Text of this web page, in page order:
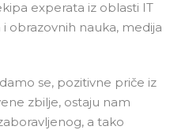
experata iz oblasti IT
obrazovnih nauka, medija
se, pozitivne priče iz
zbilje, ostaju nam
a tako